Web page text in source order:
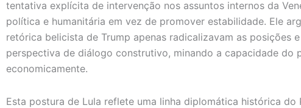
tentativa explícita de intervenção nos assuntos internos da
política e humanitária em vez de promover estabilidade. Ele
retórica belicista de Trump apenas radicalizavam as posições
perspectiva de diálogo construtivo, minando a capacidade do
economicamente.
Esta postura de Lula reflete uma linha diplomática histórica do